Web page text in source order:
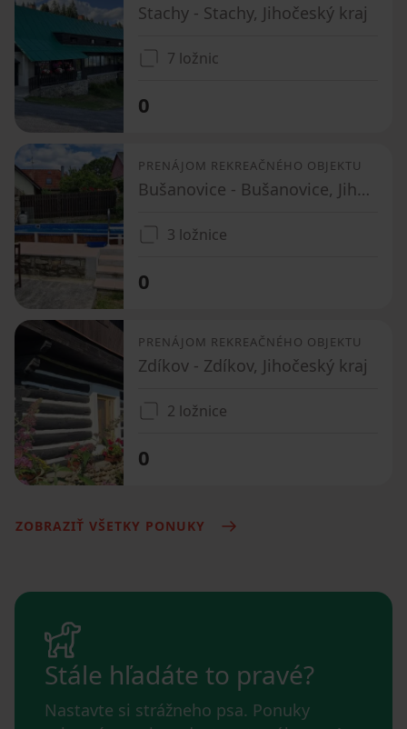
Stachy - Stachy, Jihočeský kraj
7 ložnic
0
PRENÁJOM REKREAČNÉHO OBJEKTU
Bušanovice - Bušanovice, Jihočeský kraj
3 ložnice
0
PRENÁJOM REKREAČNÉHO OBJEKTU
Zdíkov - Zdíkov, Jihočeský kraj
2 ložnice
0
ZOBRAZIŤ VŠETKY PONUKY
Stále hľadáte to pravé?
Nastavte si strážneho psa. Ponuky